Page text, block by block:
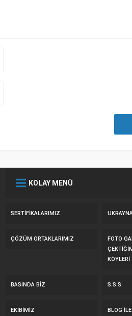
KOLAY MENÜ
SERTIFIKALARIMIZ
ÇÖZÜM ORTAKLARIMIZ
FOTO
KÖYLERI
BASINDA BIZ S.S.S.
EKIBIMIZ BLOG